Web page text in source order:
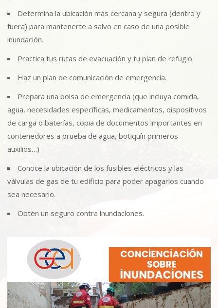
Determina la ubicación más cercana y segura (dentro y
fuera) para mantenerte a salvo en caso de una posible
inundación.
Practica tus rutas de evacuación y tu plan de refugio.
Haz un plan de comunicación de emergencia.
Prepara una bolsa de emergencia (que incluya comida,
agua, necesidades específicas, medicamentos, dispositivos
de carga o baterías, copia de documentos importantes en
contenedores a prueba de agua, botiquín primeros
auxilios…)
Conoce la ubicación de los fusibles eléctricos y las
válvulas de gas de tu edificio para poder apagarlos cuando
sea necesario.
Obtén un seguro contra inundaciones.